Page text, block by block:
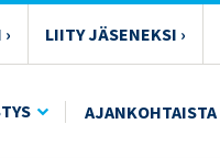
LIITY JÄSENEKSI ›
AJANKOHTAISTA